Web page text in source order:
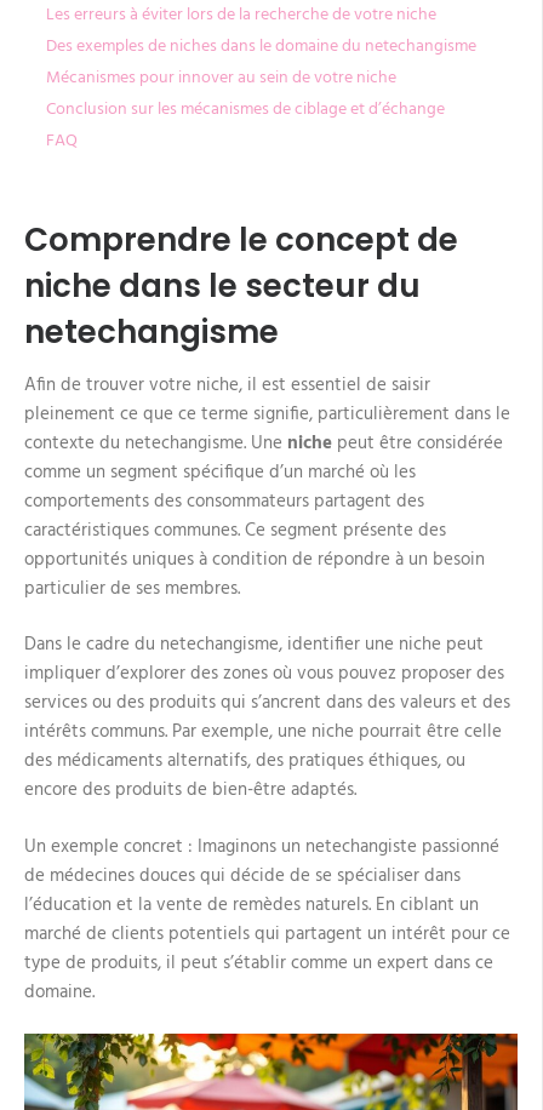
Les erreurs à éviter lors de la recherche de votre niche
Des exemples de niches dans le domaine du netechangisme
Mécanismes pour innover au sein de votre niche
Conclusion sur les mécanismes de ciblage et d’échange
FAQ
Comprendre le concept de
niche dans le secteur du
netechangisme
Afin de trouver votre niche, il est essentiel de saisir
pleinement ce que ce terme signifie, particulièrement dans le
contexte du netechangisme. Une niche peut être considérée
comme un segment spécifique d’un marché où les
comportements des consommateurs partagent des
caractéristiques communes. Ce segment présente des
opportunités uniques à condition de répondre à un besoin
particulier de ses membres.
Dans le cadre du netechangisme, identifier une niche peut
impliquer d’explorer des zones où vous pouvez proposer des
services ou des produits qui s’ancrent dans des valeurs et des
intérêts communs. Par exemple, une niche pourrait être celle
des médicaments alternatifs, des pratiques éthiques, ou
encore des produits de bien-être adaptés.
Un exemple concret : Imaginons un netechangiste passionné
de médecines douces qui décide de se spécialiser dans
l’éducation et la vente de remèdes naturels. En ciblant un
marché de clients potentiels qui partagent un intérêt pour ce
type de produits, il peut s’établir comme un expert dans ce
domaine.